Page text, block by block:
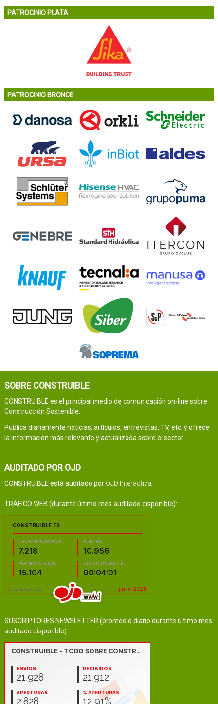
PATROCINIO PLATA
PATROCINIO BRONCE
SOBRE CONSTRUIBLE
CONSTRUIBLE es el principal medio de comunicación on-line sobre
Construcción Sostenible.
Publica diariamente noticias, artículos, entrevistas, TV, etc. y ofrece
la información más relevante y actualizada sobre el sector.
AUDITADO POR OJD
CONSTRUIBLE está auditado por OJD Interactiva
TRÁFICO WEB (durante último mes auditado disponible):
SUSCRIPTORES NEWSLETTER (promedio diario durante último mes
auditado disponible):